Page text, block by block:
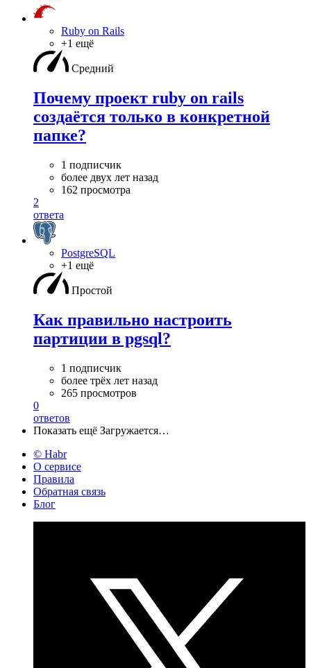
Ruby on Rails
+1 ещё
Средний
Почему проект ruby on rails
создаётся только в конкретной
папке?
1 подписчик
более двух лет назад
162 просмотра
2
ответа
PostgreSQL
+1 ещё
Простой
Как правильно настроить
партиции в pgsql?
1 подписчик
более трёх лет назад
265 просмотров
0
ответов
Показать ещё Загружается…
© Habr
О сервисе
Правила
Обратная связь
Блог